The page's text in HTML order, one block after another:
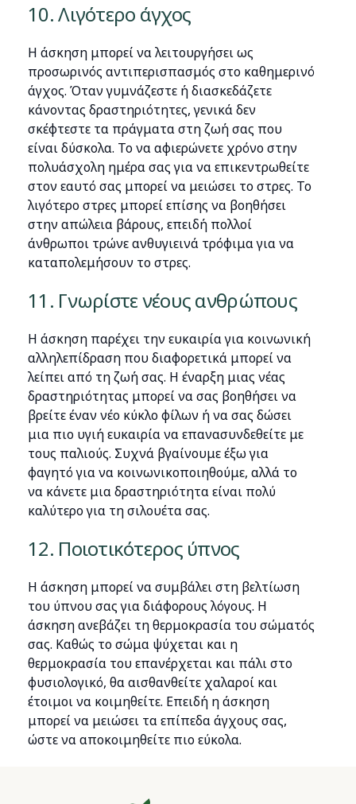
10. Λιγότερο άγχος
Η άσκηση μπορεί να λειτουργήσει ως
προσωρινός αντιπερισπασμός στο καθημερινό
άγχος. Όταν γυμνάζεστε ή διασκεδάζετε
κάνοντας δραστηριότητες, γενικά δεν
σκέφτεστε τα πράγματα στη ζωή σας που
είναι δύσκολα. Το να αφιερώνετε χρόνο στην
πολυάσχολη ημέρα σας για να επικεντρωθείτε
στον εαυτό σας μπορεί να μειώσει το στρες. Το
λιγότερο στρες μπορεί επίσης να βοηθήσει
στην απώλεια βάρους, επειδή πολλοί
άνθρωποι τρώνε ανθυγιεινά τρόφιμα για να
καταπολεμήσουν το στρες.
11. Γνωρίστε νέους ανθρώπους
Η άσκηση παρέχει την ευκαιρία για κοινωνική
αλληλεπίδραση που διαφορετικά μπορεί να
λείπει από τη ζωή σας. Η έναρξη μιας νέας
δραστηριότητας μπορεί να σας βοηθήσει να
βρείτε έναν νέο κύκλο φίλων ή να σας δώσει
μια πιο υγιή ευκαιρία να επανασυνδεθείτε με
τους παλιούς. Συχνά βγαίνουμε έξω για
φαγητό για να κοινωνικοποιηθούμε, αλλά το
να κάνετε μια δραστηριότητα είναι πολύ
καλύτερο για τη σιλουέτα σας.
12. Ποιοτικότερος ύπνος
Η άσκηση μπορεί να συμβάλει στη βελτίωση
του ύπνου σας για διάφορους λόγους. Η
άσκηση ανεβάζει τη θερμοκρασία του σώματός
σας. Καθώς το σώμα ψύχεται και η
θερμοκρασία του επανέρχεται και πάλι στο
φυσιολογικό, θα αισθανθείτε χαλαροί και
έτοιμοι να κοιμηθείτε. Επειδή η άσκηση
μπορεί να μειώσει τα επίπεδα άγχους σας,
ώστε να αποκοιμηθείτε πιο εύκολα.